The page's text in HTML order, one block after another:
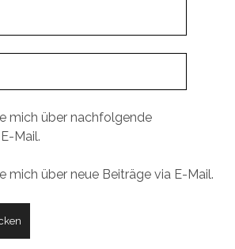
mich über nachfolgende
Mail.
mich über neue Beiträge via E-Mail.